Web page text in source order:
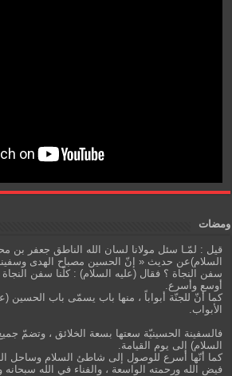
ومضات
قيل : لمّـا سئل مولانا لسان الله الناطق جعفر بن
السلام)عن حديث « إنّ الحسين مصباح الهدى
سفن النجاة ؟ فقال (عليه السلام) : كلّنا سفن
أوسع وأسرع.
كما أنّ للجنّة أبواباً ، منها باب يسمّى باب الحسين
الأبواب.
فالسفينة الحسينيّة سعتها بسعة الخلائق ، وتضمّ
السلام) إلى يوم القيامة.
كما أنّها أسرع للوصول إلى شاطئ السلام وساحل
فيض الله ورحمته الواسعة ، والفناء في الله سبحانه